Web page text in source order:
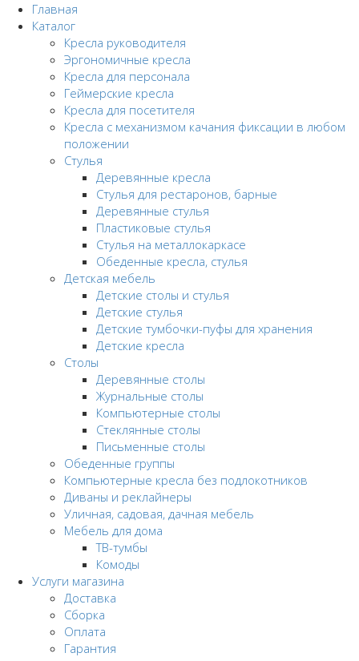
Главная
Каталог
Кресла руководителя
Эргономичные кресла
Кресла для персонала
Геймерские кресла
Кресла для посетителя
Кресла с механизмом качания фиксации в любом
положении
Стулья
Деревянные кресла
Стулья для рестаронов, барные
Деревянные стулья
Пластиковые стулья
Стулья на металлокаркасе
Обеденные кресла, стулья
Детская мебель
Детские столы и стулья
Детские стулья
Детские тумбочки-пуфы для хранения
Детские кресла
Столы
Деревянные столы
Журнальные столы
Компьютерные столы
Стеклянные столы
Письменные столы
Обеденные группы
Компьютерные кресла без подлокотников
Диваны и реклайнеры
Уличная, садовая, дачная мебель
Мебель для дома
ТВ-тумбы
Комоды
Услуги магазина
Доставка
Сборка
Оплата
Гарантия